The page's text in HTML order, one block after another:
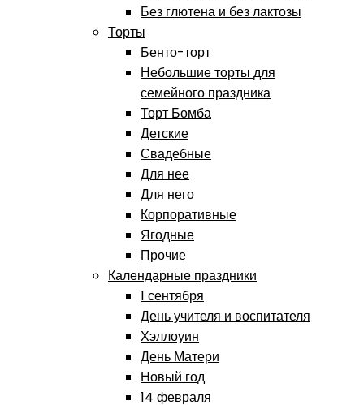
Без глютена и без лактозы
Торты
Бенто-торт
Небольшие торты для
семейного праздника
Торт Бомба
Детские
Свадебные
Для нее
Для него
Корпоративные
Ягодные
Прочие
Календарные праздники
1 сентября
День учителя и воспитателя
Хэллоуин
День Матери
Новый год
14 февраля